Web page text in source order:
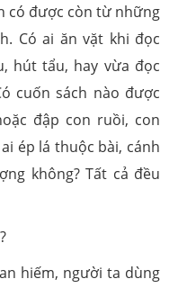
có được còn từ những
Có ai ăn vặt khi đọc
hút tẩu, hay vừa đọc
cuốn sách nào được
đập con ruồi, con
ép lá thuộc bài, cánh
không? Tất cả đều
hiếm, người ta dùng